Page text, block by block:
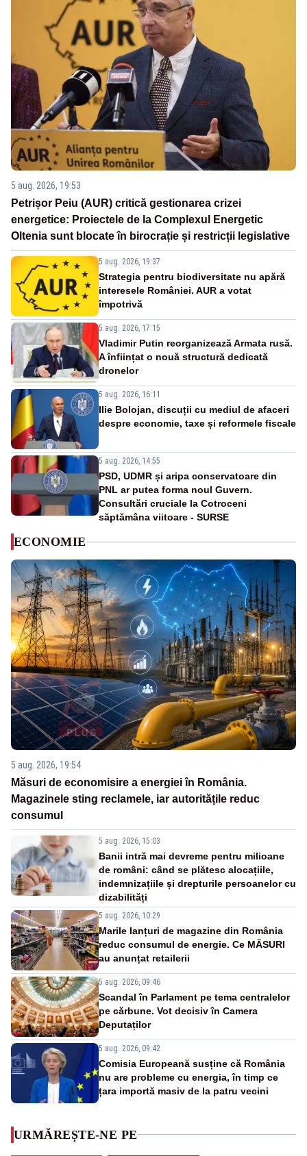
5 aug. 2026, 19:53
Petrișor Peiu (AUR) critică gestionarea crizei
energetice: Proiectele de la Complexul Energetic
Oltenia sunt blocate în birocrație și restricții legislative
5 aug. 2026, 19:37
Strategia pentru biodiversitate nu apără
interesele României. AUR a votat
împotrivă
5 aug. 2026, 17:15
Vladimir Putin reorganizează Armata rusă.
A înființat o nouă structură dedicată
dronelor
5 aug. 2026, 16:11
Ilie Bolojan, discuții cu mediul de afaceri
despre economie, taxe și reformele fiscale
5 aug. 2026, 14:55
PSD, UDMR și aripa conservatoare din
PNL ar putea forma noul Guvern.
Consultări cruciale la Cotroceni
săptămâna viitoare - SURSE
ECONOMIE
5 aug. 2026, 19:54
Măsuri de economisire a energiei în România.
Magazinele sting reclamele, iar autoritățile reduc
consumul
5 aug. 2026, 15:03
Banii intră mai devreme pentru milioane
de români: când se plătesc alocațiile,
indemnizațiile și drepturile persoanelor cu
dizabilități
5 aug. 2026, 10:29
Marile lanțuri de magazine din România
reduc consumul de energie. Ce MĂSURI
au anunțat retailerii
5 aug. 2026, 09:46
Scandal în Parlament pe tema centralelor
pe cărbune. Vot decisiv în Camera
Deputaților
5 aug. 2026, 09:42
Comisia Europeană susține că România
nu are probleme cu energia, în timp ce
țara importă masiv de la patru vecini
URMĂREȘTE-NE PE